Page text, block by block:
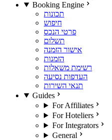
Booking Engine
תכונות
חיפוש
פרטי הנכס
תשלום
אישור הזמנה
הזמנות
רשימת משאלות
העדפות נסיעה
תנאי השירות
Guides
For Affiliates
For Hoteliers
For Integrators
General